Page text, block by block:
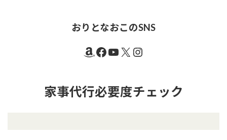
おりとなおこのSNS
Amazon
Facebook
YouTube
X Instagram
家事代行必要度チェック